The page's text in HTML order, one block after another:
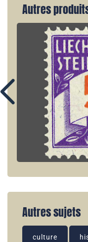
Autres
Autres sujets
culture